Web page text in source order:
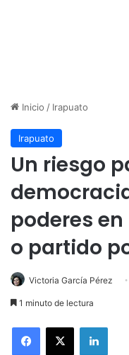
Inicio / Irapuato
Irapuato
Un riesgo
poderes
o partido
Victoria García Pérez
1 minuto de lectura